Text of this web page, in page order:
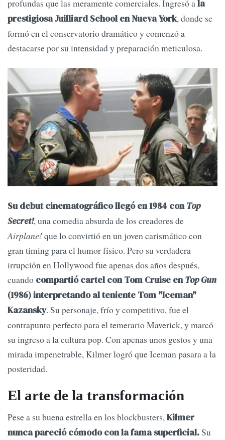
profundas que las meramente comerciales. Ingresó ala
prestigiosa Juilliard School en Nueva York, donde se
formó en el conservatorio dramático y comenzó a
destacarse por su intensidad y preparación meticulosa.
Su debut cinematográfico llegó en 1984 conTop
Secret!, una comedia absurda de los creadores de
Airplane!que lo convirtió en un joven carismático con
gran timing para el humor físico. Pero su verdadera
irrupción en Hollywood fue apenas dos años después,
cuando compartió cartel con Tom Cruise enTop Gun
(1986) interpretando al teniente Tom "Iceman"
Kazansky. Su personaje, frío y competitivo, fue el
contrapunto perfecto para el temerario Maverick, y marcó
su ingreso a la cultura pop. Con apenas unos gestos y una
mirada impenetrable, Kilmer logró que Iceman pasara a la
posteridad.
El arte de la transformación
Pese a su buena estrella en los blockbusters,Kilmer
nunca pareció cómodo con la fama superficial.Su